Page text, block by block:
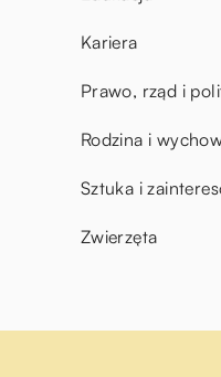
Kariera
Prawo, rząd i
Rodzina i
Sztuka i
Zwierzęta